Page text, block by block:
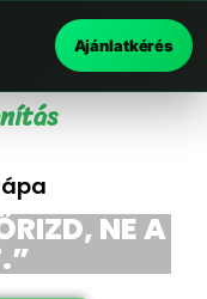
Ajánlatkérés
NE A